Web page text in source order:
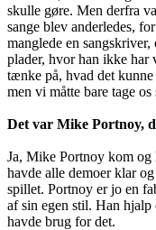
skulle gøre. Men derfra
sange blev anderledes,
manglede en
plader, hvor han ikke har
tænke på, hvad det
men vi måtte bare tage
Det var Mike Portnoy,
Ja, Mike Portnoy kom
havde alle demoer klar
spillet. Portnoy er jo en
af sin egen stil. Han
havde brug for det.